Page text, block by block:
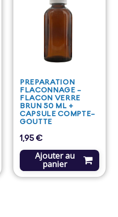
PREPARATION
FLACONNAGE -
FLACON VERRE
BRUN 50 ML +
CAPSULE COMPTE-
GOUTTE
Prix
1,95 €
Ajouter au
panier